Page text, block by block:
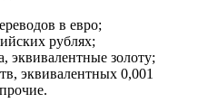
в евро;
рублях;
эквивалентные золоту;
эквивалентных 0,001